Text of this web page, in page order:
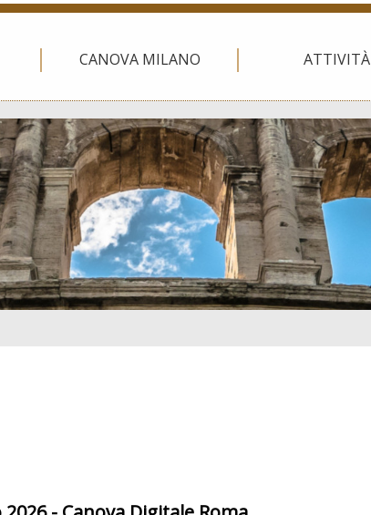
CANOVA MILANO ATTIVITÀ